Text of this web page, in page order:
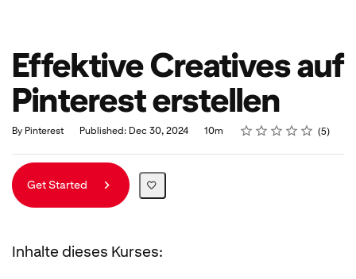
Effektive Creatives auf
Pinterest erstellen
By Pinterest Published: Dec 30, 2024
Duration 10m Rating
1 star
2 stars
3 stars
4 stars
5 stars
Average rating: 4.6 5
5 reviews
Get Started
Inhalte dieses Kurses: